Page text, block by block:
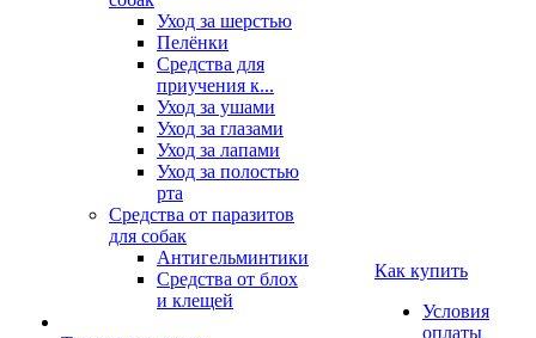
Уход за шерстью
Пелёнки
Средства для
приучения к...
Уход за ушами
Уход за глазами
Уход за лапами
Уход за полостью
рта
Средства от паразитов
для собак
Антигельминтики
Средства от блох
и клещей
Как купить
Условия
оплаты